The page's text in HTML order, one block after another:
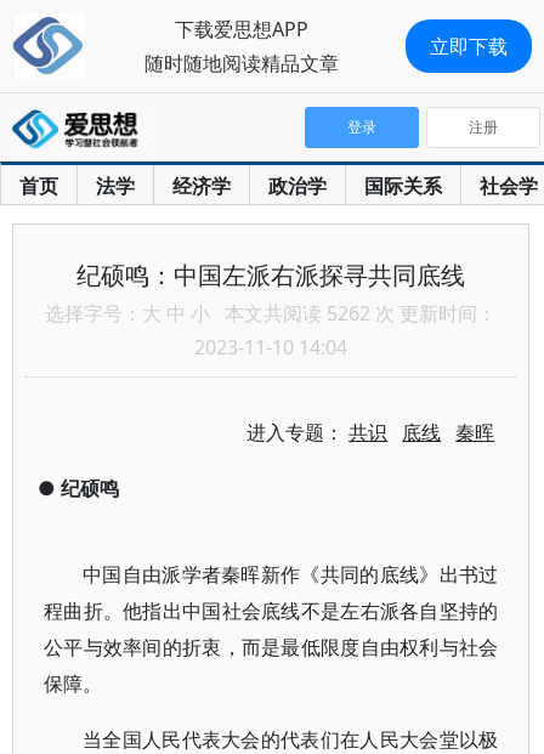
首页 法学 经济学 政治学 国际关系 社会学
登录 注册
纪硕鸣：中国左派右派探寻共同底线
选择字号： 大 中 小 本文共阅读 5262 次 更新时间：
2023-11-10 14:04
进入专题：共识 底线 秦晖
● 纪硕鸣
中国自由派学者秦晖新作《共同的底线》出书过
程曲折。他指出中国社会底线不是左右派各自坚持的
公平与效率间的折衷，而是最低限度自由权利与社会
保障。
当全国人民代表大会的代表们在人民大会堂以极
下载爱思想APP
随时随地阅读精品文章
立即下载